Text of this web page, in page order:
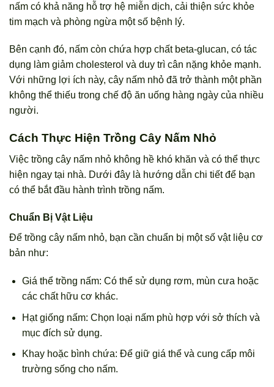
nấm có khả năng hỗ trợ hệ miễn dịch, cải thiện sức khỏe
tim mạch và phòng ngừa một số bệnh lý.
Bên cạnh đó, nấm còn chứa hợp chất beta-glucan, có tác
dụng làm giảm cholesterol và duy trì cân nặng khỏe mạnh.
Với những lợi ích này, cây nấm nhỏ đã trở thành một phần
không thể thiếu trong chế độ ăn uống hàng ngày của nhiều
người.
Cách Thực Hiện Trồng Cây Nấm Nhỏ
Việc trồng cây nấm nhỏ không hề khó khăn và có thể thực
hiện ngay tại nhà. Dưới đây là hướng dẫn chi tiết để bạn
có thể bắt đầu hành trình trồng nấm.
Chuẩn Bị Vật Liệu
Để trồng cây nấm nhỏ, bạn cần chuẩn bị một số vật liệu cơ
bản như:
Giá thể trồng nấm: Có thể sử dụng rơm, mùn cưa hoặc
các chất hữu cơ khác.
Hạt giống nấm: Chọn loại nấm phù hợp với sở thích và
mục đích sử dụng.
Khay hoặc bình chứa: Để giữ giá thể và cung cấp môi
trường sống cho nấm.